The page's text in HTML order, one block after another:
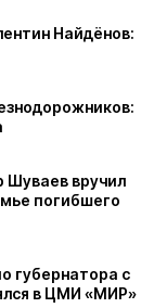
Найдёнов:
Шуваев вручил
погибшего
губернатора с
в ЦМИ «МИР»